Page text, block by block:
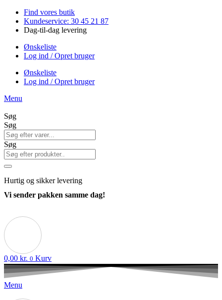
Videre
indhold
Find vores butik
Kundeservice: 30 45 21 87
Dag-til-dag levering
Ønskeliste
Log ind / Opret bruger
Ønskeliste
Log ind / Opret bruger
Menu
Søg
Søg
Søg
Hurtig og sikker levering
Vi sender pakken samme dag!
0,00 kr. 0 Kurv
Menu